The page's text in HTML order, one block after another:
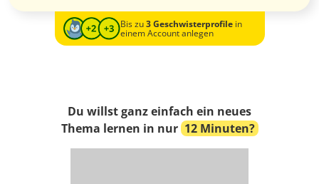
Bis zu3 Geschwisterprofilein
einem Account anlegen
Du willst ganz einfach ein neues
Thema lernen in nur 12 Minuten?